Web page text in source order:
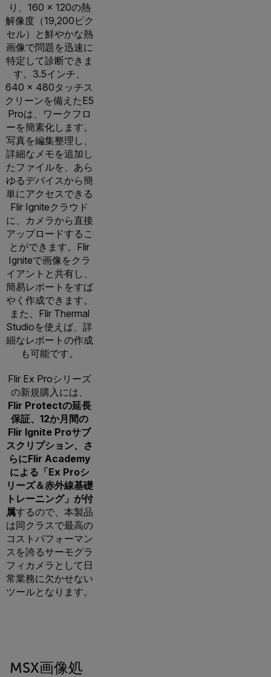
り、160 × 120の熱
解像度（19,200ピク
セル）と鮮やかな熱
画像で問題を迅速に
特定して診断できま
す。3.5インチ、
640 × 480タッチス
クリーンを備えたE5
Proは、ワークフロ
ーを簡素化します。
写真を編集整理し、
詳細なメモを追加し
たファイルを、あら
ゆるデバイスから簡
単にアクセスできる
Flir Igniteクラウド
に、カメラから直接
アップロードするこ
とができます。Flir
Igniteで画像をクラ
イアントと共有し、
簡易レポートをすば
やく作成できます。
また、Flir Thermal
Studioを使えば、詳
細なレポートの作成
も可能です。
Flir Ex Proシリーズ
の新規購入には、
Flir Protectの延長
保証、12か月間の
Flir Ignite Proサブ
スクリプション、さ
らにFlir Academy
による「Ex Proシ
リーズ＆赤外線基礎
トレーニング」が付
属するので、本製品
は同クラスで最高の
コストパフォーマン
スを誇るサーモグラ
フィカメラとして日
常業務に欠かせない
ツールとなります。
MSX画像処